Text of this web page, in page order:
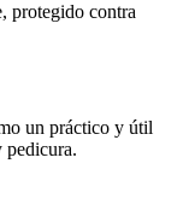
protegido contra
un práctico y útil
pedicura.